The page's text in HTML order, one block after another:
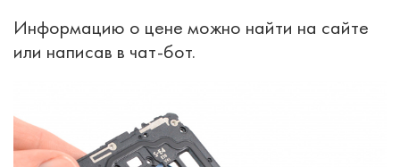
Информацию о цене можно найти на сайте
или написав в чат-бот.